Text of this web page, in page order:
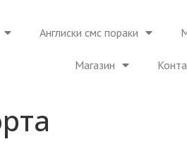
Англиски смс пораки
Магазин